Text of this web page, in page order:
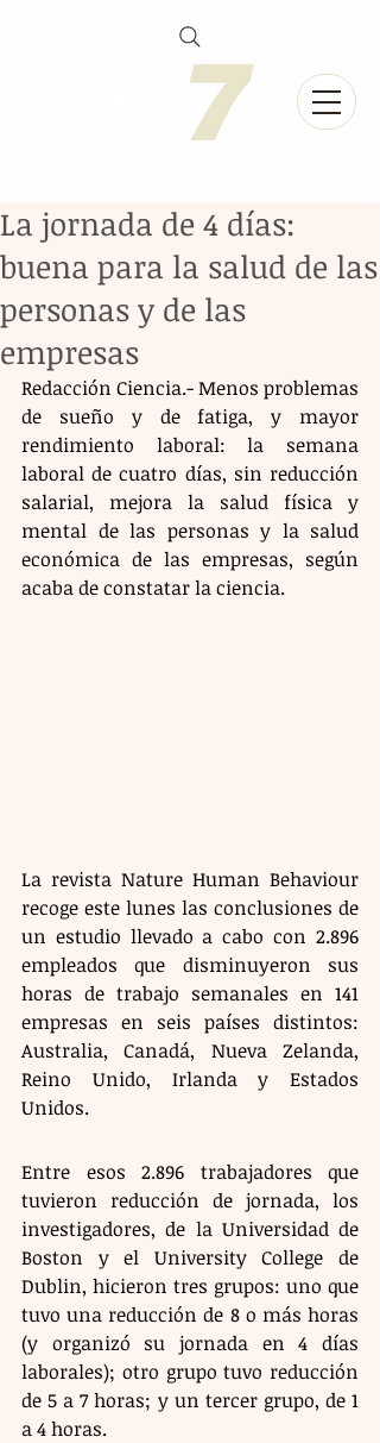
La jornada de 4 días:
buena para la salud de las
personas y de las
empresas
Redacción Ciencia.- Menos problemas
de sueño y de fatiga, y mayor
rendimiento laboral: la semana
laboral de cuatro días, sin reducción
salarial, mejora la salud física y
mental de las personas y la salud
económica de las empresas, según
acaba de constatar la ciencia.
La revista Nature Human Behaviour
recoge este lunes las conclusiones de
un estudio llevado a cabo con 2.896
empleados que disminuyeron sus
horas de trabajo semanales en 141
empresas en seis países distintos:
Australia, Canadá, Nueva Zelanda,
Reino Unido, Irlanda y Estados
Unidos.
Entre esos 2.896 trabajadores que
tuvieron reducción de jornada, los
investigadores, de la Universidad de
Boston y el University College de
Dublin, hicieron tres grupos: uno que
tuvo una reducción de 8 o más horas
(y organizó su jornada en 4 días
laborales); otro grupo tuvo reducción
de 5 a 7 horas; y un tercer grupo, de 1
a 4 horas.